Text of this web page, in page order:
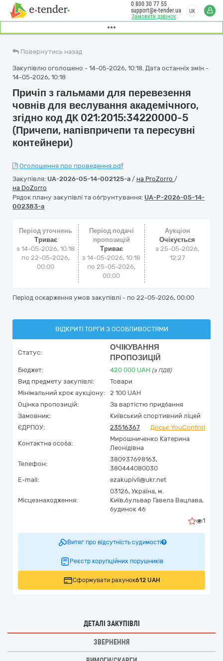
Замовити дзвінок
0 800 30 77 55
support@e-tender.ua
UK
Повернутись назад
Закупівлю оголошено - 14-05-2026, 10:18. Дата останніх змін -
14-05-2026, 10:18
Причіп з гальмами для перевезення
човнів для веслування академічного,
згідно код ДК 021:2015:34220000-5
(Причепи, напівпричепи та пересувні
контейнери)
Оголошення про проведення.pdf
Закупівля: UA-2026-05-14-002125-a / на ProZorro /
на DoZorro
Рядок плану закупівлі та обґрунтування: UA-P-2026-05-14-
002383-a
Період уточнень
Триває
з 14-05-2026, 10:18
по 22-05-2026,
00:00
Період подачі
пропозицій
Триває
з 14-05-2026, 10:18
по 25-05-2026,
00:00
Аукціон
Очікується
з25-05-2026,
12:27
Період оскарження умов закупівлі - по 22-05-2026, 00:00
ВІДКРИТІ ТОРГИ З ОСОБЛИВОСТЯМИ
Статус:
ОЧІКУВАННЯ
ПРОПОЗИЦІЙ
Бюджет: 420 000 UAH (з ПДВ)
Вид предмету закупівлі:
Товари
Мінімальний крок аукціону:
2 100 UAH
Оцінка пропозицій:
За вартістю придбання
Замовник:
Київський спортивний ліцей
ЄДРПОУ:
23516367 Досьє YouControl
Контактна особа:
Мирошниченко Катерина
Леонідівна
Телефон:
380937698163,
380444080030
E-mail:
ezakupivli@ukr.net
Місцезнаходження:
03126, Україна, м.
Київ,бульвар Гавела Вацлава,
будинок 46
1
Витяг про відсутність судимості
Реєстр корупційних порушників
Сформувати рахунок612 UAH
ДЕТАЛІ ЗАКУПІВЛІ
ЗВЕРНЕННЯ